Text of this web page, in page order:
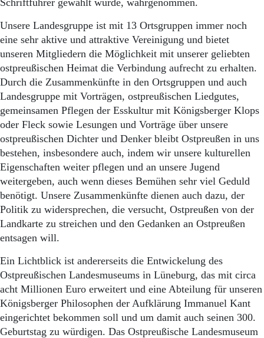
Schriftführer gewählt wurde, wahrgenommen.
Unsere Landesgruppe ist mit 13 Ortsgruppen immer noch
eine sehr aktive und attraktive Vereinigung und bietet
unseren Mitgliedern die Möglichkeit mit unserer geliebten
ostpreußischen Heimat die Verbindung aufrecht zu erhalten.
Durch die Zusammenkünfte in den Ortsgruppen und auch
Landesgruppe mit Vorträgen, ostpreußischen Liedgutes,
gemeinsamen Pflegen der Esskultur mit Königsberger Klops
oder Fleck sowie Lesungen und Vorträge über unsere
ostpreußischen Dichter und Denker bleibt Ostpreußen in uns
bestehen, insbesondere auch, indem wir unsere kulturellen
Eigenschaften weiter pflegen und an unsere Jugend
weitergeben, auch wenn dieses Bemühen sehr viel Geduld
benötigt. Unsere Zusammenkünfte dienen auch dazu, der
Politik zu widersprechen, die versucht, Ostpreußen von der
Landkarte zu streichen und den Gedanken an Ostpreußen
entsagen will.
Ein Lichtblick ist andererseits die Entwickelung des
Ostpreußischen Landesmuseums in Lüneburg, das mit circa
acht Millionen Euro erweitert und eine Abteilung für unseren
Königsberger Philosophen der Aufklärung Immanuel Kant
eingerichtet bekommen soll und um damit auch seinen 300.
Geburtstag zu würdigen. Das Ostpreußische Landesmuseum